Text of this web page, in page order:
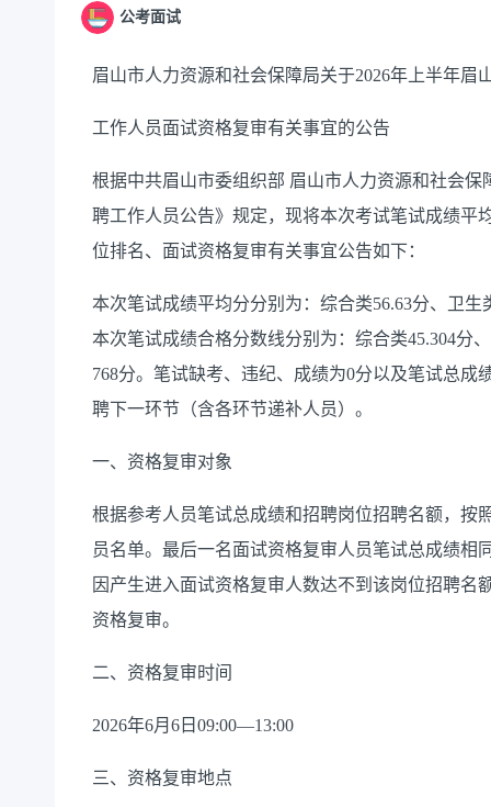
公考面试
眉山市人力资源和社会保障局关于2026年上半年眉
工作人员面试资格复审有关事宜的公告
根据中共眉山市委组织部 眉山市人力资源和社会
聘工作人员公告》规定，现将本次考试笔试成绩平
位排名、面试资格复审有关事宜公告如下：
本次笔试成绩平均分分别为：综合类56.63分、卫
本次笔试成绩合格分数线分别为：综合类45.304分
768分。笔试缺考、违纪、成绩为0分以及笔试总
聘下一环节（含各环节递补人员）。
一、资格复审对象
根据参考人员笔试总成绩和招聘岗位招聘名额，按
员名单。最后一名面试资格复审人员笔试总成绩
因产生进入面试资格复审人数达不到该岗位招聘
资格复审。
二、资格复审时间
2026年6月6日09:00—13:00
三、资格复审地点